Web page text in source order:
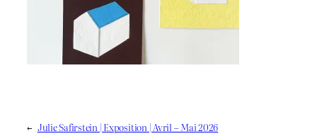
← Julie Safirstein | Exposition | Avril – Mai 2026